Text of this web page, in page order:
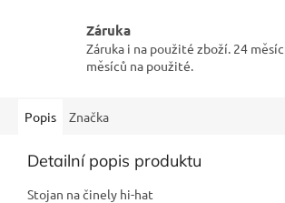
Záruka
Záruka i na použité zboží. 24
měsíců na použité.
Popis Značka
Detailní popis produktu
Stojan na činely hi-hat